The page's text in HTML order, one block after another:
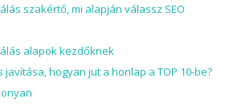
szakértő, mi alapján válassz SEO
alapok kezdőknek
javítása, hogyan jut a honlap a TOP 10-be?